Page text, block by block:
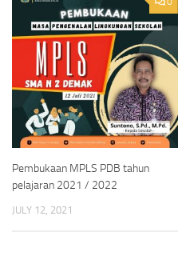
Pembukaan MPLS PDB tahun
pelajaran 2021 / 2022
JULY 12, 2021